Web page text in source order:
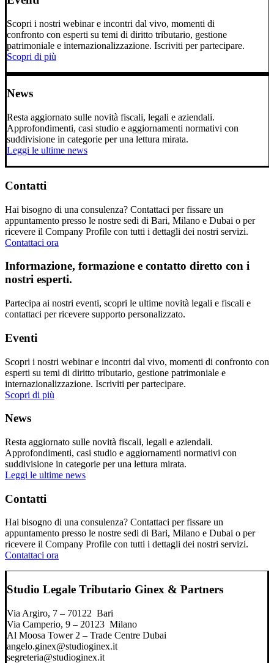
Scopri i nostri webinar e incontri dal vivo, momenti di
confronto con esperti su temi di diritto tributario, gestione
patrimoniale e internazionalizzazione. Iscriviti per partecipare.
Scopri di più
News
Resta aggiornato sulle novità fiscali, legali e aziendali.
Approfondimenti, casi studio e aggiornamenti normativi con
suddivisione in categorie per una lettura mirata.
Leggi le ultime news
Contatti
Hai bisogno di una consulenza? Contattaci per fissare un
appuntamento presso le nostre sedi di Bari, Milano e Dubai o per
ricevere il Company Profile con tutti i dettagli dei nostri servizi.
Contattaci ora
Informazione, formazione e contatto diretto con i
nostri esperti.
Partecipa ai nostri eventi, scopri le ultime novità legali e fiscali e
contattaci per ricevere supporto personalizzato.
Eventi
Scopri i nostri webinar e incontri dal vivo, momenti di confronto con
esperti su temi di diritto tributario, gestione patrimoniale e
internazionalizzazione. Iscriviti per partecipare.
Scopri di più
News
Resta aggiornato sulle novità fiscali, legali e aziendali.
Approfondimenti, casi studio e aggiornamenti normativi con
suddivisione in categorie per una lettura mirata.
Leggi le ultime news
Contatti
Hai bisogno di una consulenza? Contattaci per fissare un
appuntamento presso le nostre sedi di Bari, Milano e Dubai o per
ricevere il Company Profile con tutti i dettagli dei nostri servizi.
Contattaci ora
Studio Legale Tributario Ginex & Partners
Via Argiro, 7 – 70122 Bari
Via Camperio, 9 – 20123 Milano
Al Moosa Tower 2 – Trade Centre Dubai
angelo.ginex@studioginex.it
segreteria@studioginex.it